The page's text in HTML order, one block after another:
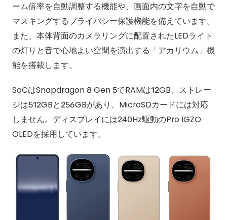
ーム倍率を自動調整する機能や、画面内の文字を自動で
マスキングするプライバシー保護機能を備えています。
また、本体背面のカメラリングに配置されたLEDライト
の灯りと音で心地よい空間を演出する「アカリウム」機
能を搭載します。
SoCはSnapdragon 8 Gen 5でRAMは12GB、ストレー
ジは512GBと256GBがあり、MicroSDカードには対応
しません。ディスプレイには240Hz駆動のPro IGZO
OLEDを採用しています。